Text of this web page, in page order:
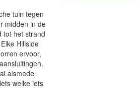
tuin tegen
midden in de
tot het strand
Hillside
ervoor,
alsmede
welke iets